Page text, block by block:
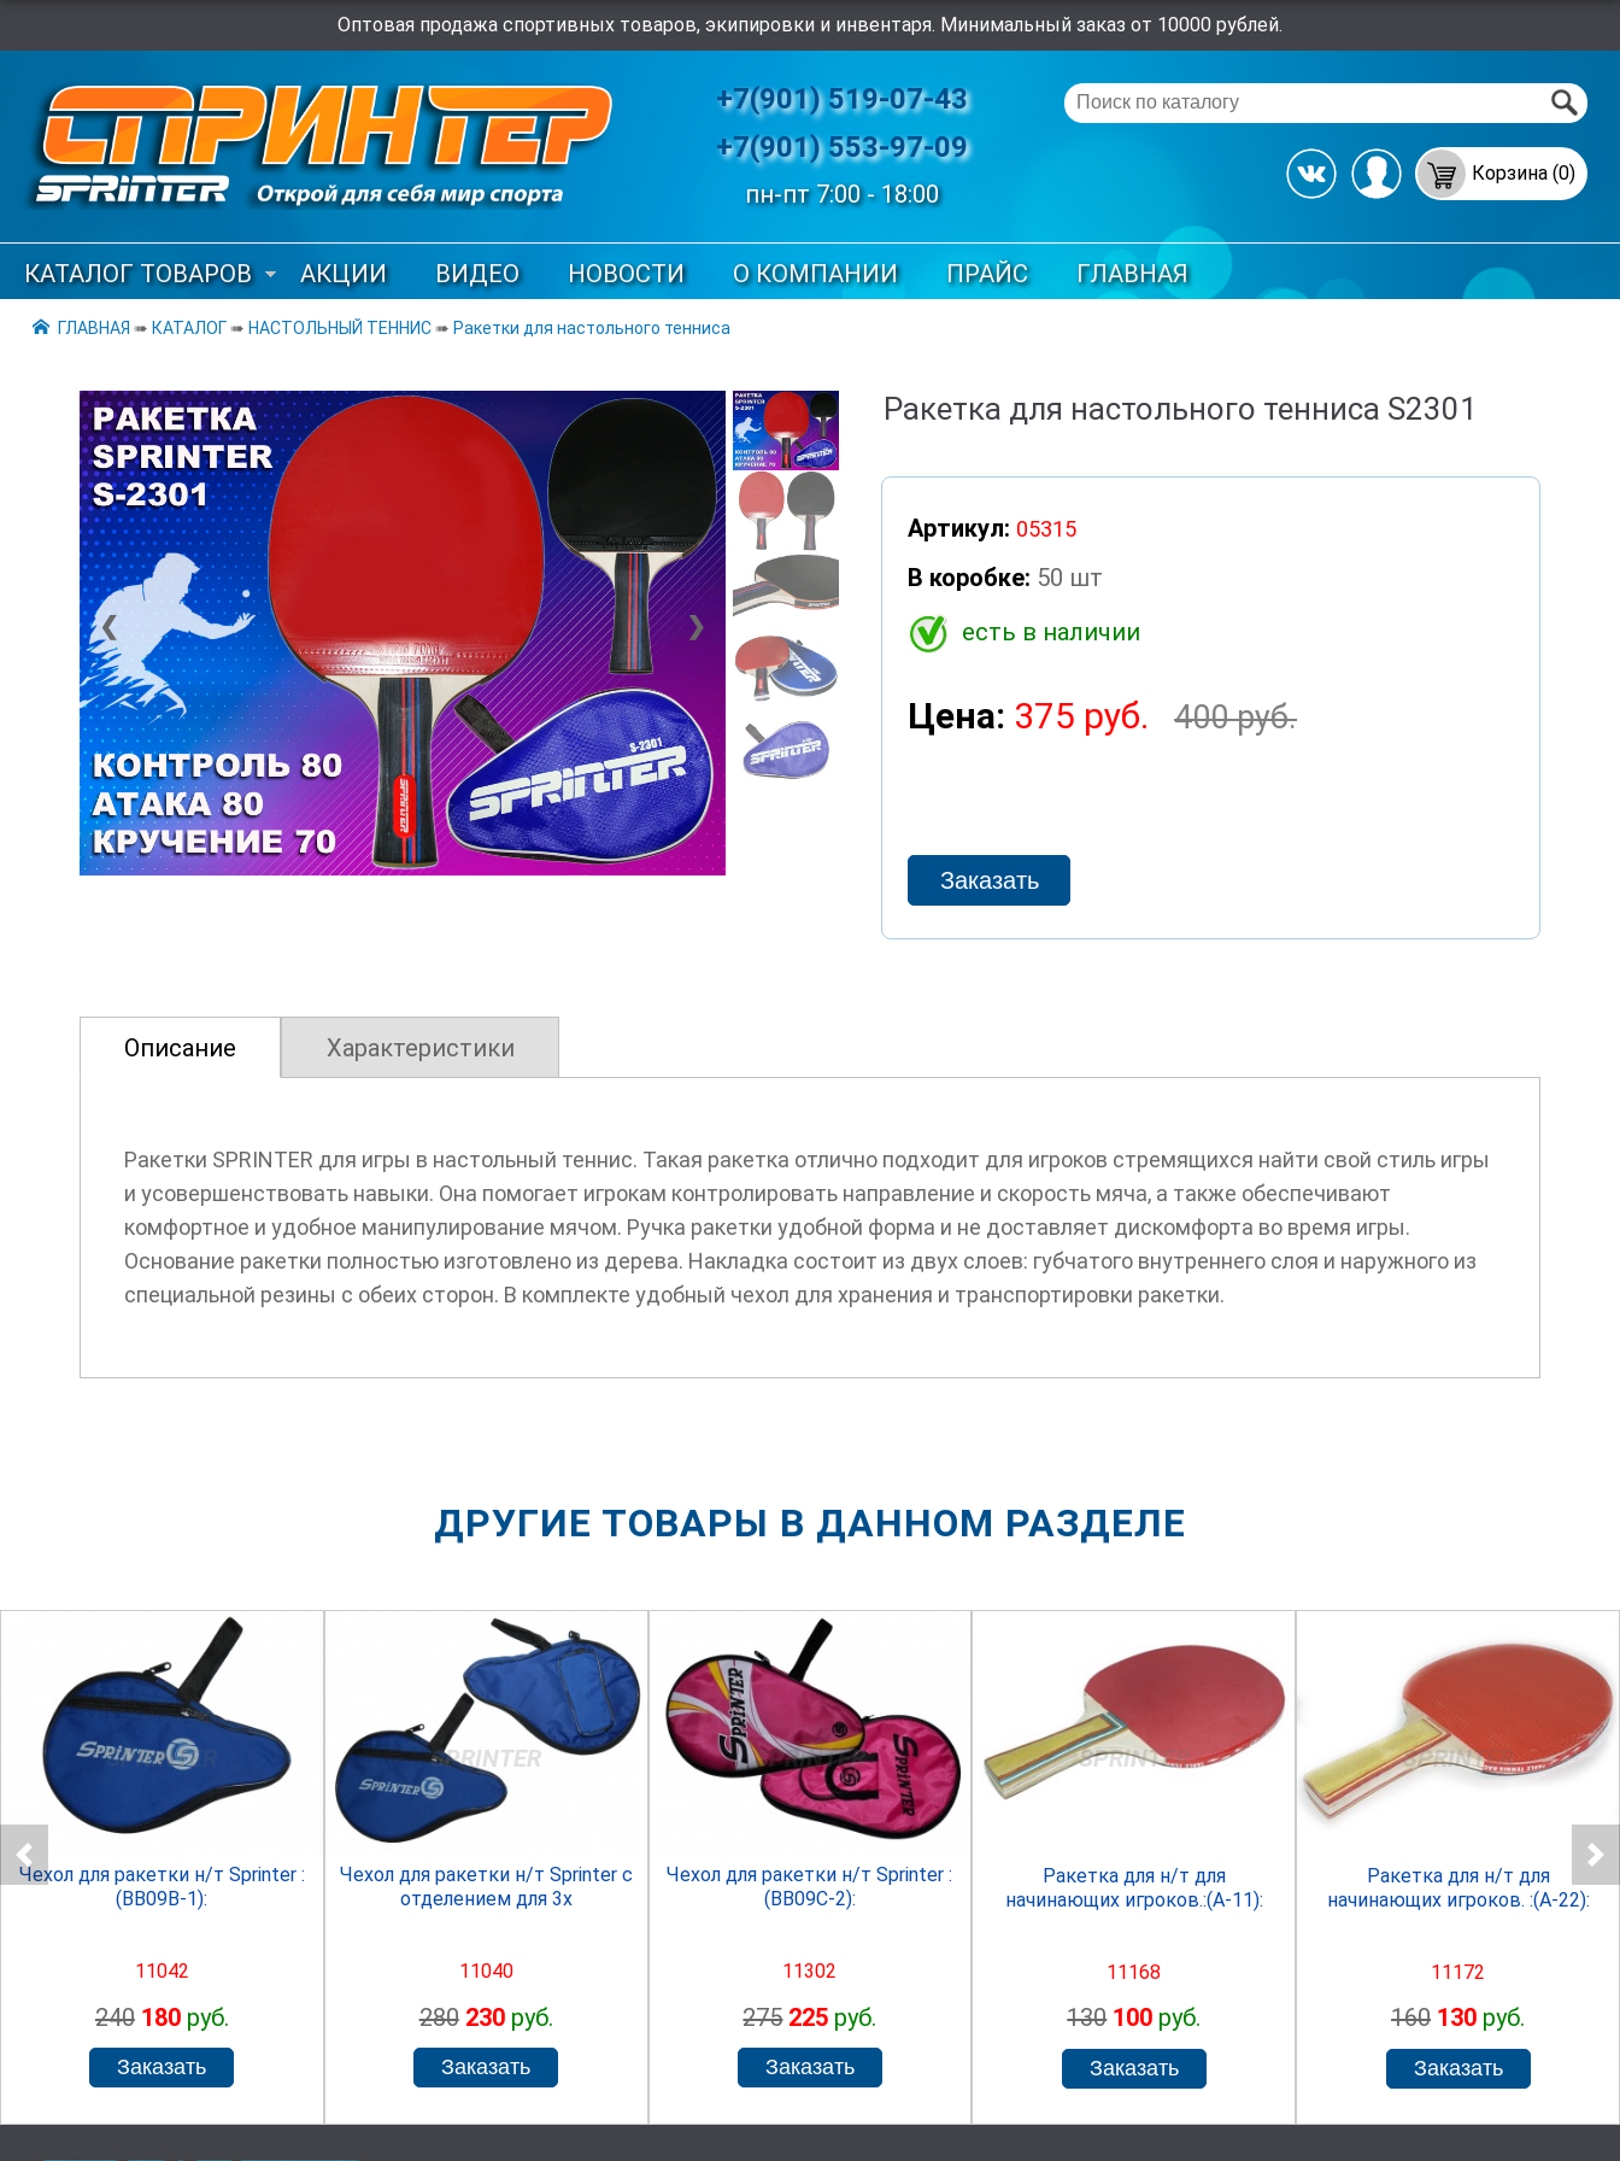
Оптовая продажа спортивных товаров, экипировки и инвентаря. Минимальный заказ от 10000 рублей.
+7(901) 519-07-43
+7(901) 553-97-09
пн-пт 7:00 - 18:00
Корзина (0)
КАТАЛОГ ТОВАРОВ АКЦИИ ВИДЕО НОВОСТИ О КОМПАНИИ ПРАЙС ГЛАВНАЯ
ГЛАВНАЯ ➠ КАТАЛОГ➠ НАСТОЛЬНЫЙ ТЕННИС➠ Ракетки для настольного тенниса
❮ ❯
Ракетка для настольного тенниса S2301
Артикул: 05315
В коробке: 50 шт
есть в наличии
Цена: 375 руб. 400 руб.
Описание Характеристики
Ракетки SPRINTER для игры в настольный теннис. Такая ракетка отлично подходит для игроков стремящихся найти свой стиль игры
и усовершенствовать навыки. Она помогает игрокам контролировать направление и скорость мяча, а также обеспечивают
комфортное и удобное манипулирование мячом. Ручка ракетки удобной форма и не доставляет дискомфорта во время игры.
Основание ракетки полностью изготовлено из дерева. Накладка состоит из двух слоев: губчатого внутреннего слоя и наружного из
специальной резины с обеих сторон. В комплекте удобный чехол для хранения и транспортировки ракетки.
ДРУГИЕ ТОВАРЫ В ДАННОМ РАЗДЕЛЕ
SPRINTER
Чехол для ракетки н/т Sprinter :
(ВВ09В-1):
11042
240 180руб.
SPRINTER
Чехол для ракетки н/т Sprinter с
отделением для 3x
11040
280 230руб.
SPRINTER
Чехол для ракетки н/т Sprinter :
(ВВ09С-2):
11302
275 225 руб.
SPRINTER
Ракетка для н/т для
начинающих игроков.:(А-11):
11168
130 100 руб.
SPRINTER
Ракетка для н/т для
начинающих игроков. :(А-22):
11172
160 130 руб.